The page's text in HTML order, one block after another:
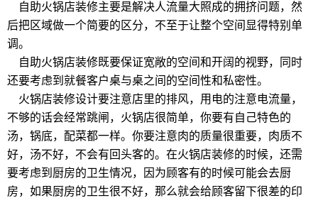
自助火锅店装修主要是解决人流量大照成的拥挤问题，然
后把区域做一个简要的区分，不至于让整个空间显得特别单
调。
自助火锅店装修既要保证宽敞的空间和开阔的视野，同时
还要考虑到就餐客户桌与桌之间的空间性和私密性。
火锅店装修设计要注意店里的排风，用电的注意电流量，
不够的话会经常跳闸，火锅店很简单，你要有自己特色的
汤，锅底，配菜都一样。你要注意肉的质量很重要，肉质不
好，汤不好，不会有回头客的。在火锅店装修的时候，还需
要考虑到厨房的卫生情况，因为顾客有的时候可能会去厨
房，如果厨房的卫生很不好，那么就会给顾客留下很差的印